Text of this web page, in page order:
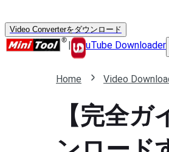
Video Converterをダウンロード
| uTube Downloader
Home Video
【完全